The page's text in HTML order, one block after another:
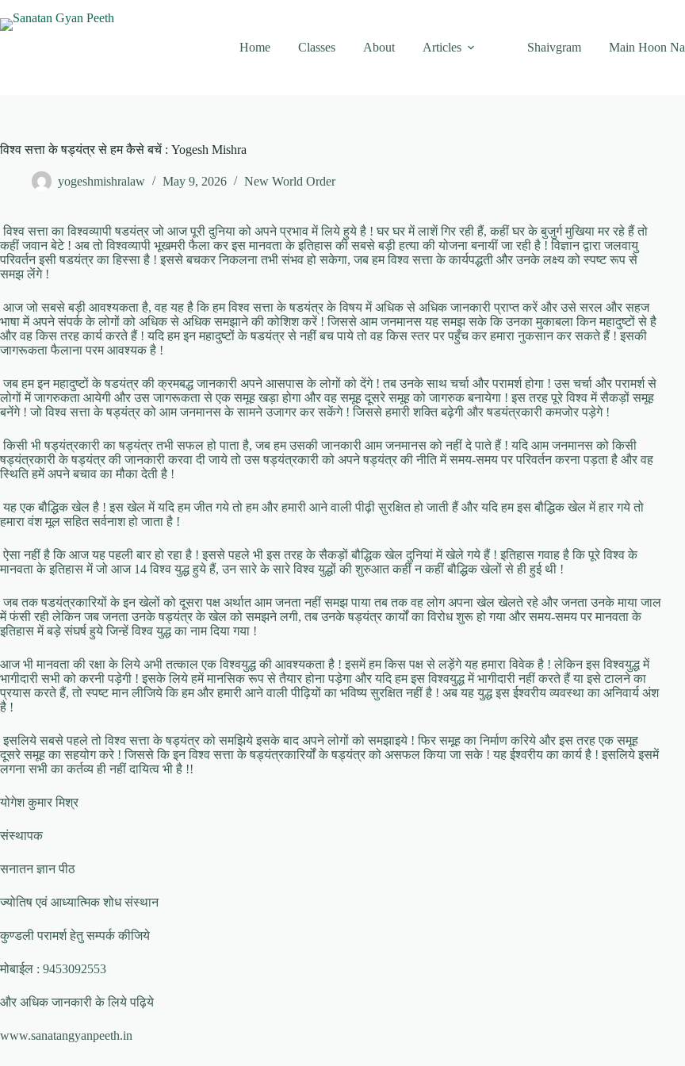
to
content
Home
Classes About Articles Shaivgram Main Hoon Na
विश्व सत्ता के षड्यंत्र से हम कैसे बचें : Yogesh Mishra
yogeshmishralaw May 9, 2026 New World Order
विश्व सत्ता का विश्वव्यापी षडयंत्र जो आज पूरी दुनिया को अपने प्रभाव में लिये हुये है ! घर घर में लाशें गिर रही हैं, कहीं घर के बुजुर्ग मुखिया मर रहे हैं तो
कहीं जवान बेटे ! अब तो विश्वव्यापी भूखमरी फैला कर इस मानवता के इतिहास की सबसे बड़ी हत्या की योजना बनायीं जा रही है ! विज्ञान द्वारा जलवायु
परिवर्तन इसी षडयंत्र का हिस्सा है ! इससे बचकर निकलना तभी संभव हो सकेगा, जब हम विश्व सत्ता के कार्यपद्धती और उनके लक्ष्य को स्पष्ट रूप से
समझ लेंगे !
आज जो सबसे बड़ी आवश्यकता है, वह यह है कि हम विश्व सत्ता के षडयंत्र के विषय में अधिक से अधिक जानकारी प्राप्त करें और उसे सरल और सहज
भाषा में अपने संपर्क के लोगों को अधिक से अधिक समझाने की कोशिश करें ! जिससे आम जनमानस यह समझ सके कि उनका मुकाबला किन महादुष्टों से है
और वह किस तरह कार्य करते हैं ! यदि हम इन महादुष्टों के षडयंत्र से नहीं बच पाये तो वह किस स्तर पर पहुँच कर हमारा नुकसान कर सकते हैं ! इसकी
जागरूकता फैलाना परम आवश्यक है !
जब हम इन महादुष्टों के षडयंत्र की क्रमबद्ध जानकारी अपने आसपास के लोगों को देंगे ! तब उनके साथ चर्चा और परामर्श होगा ! उस चर्चा और परामर्श से
लोगों में जागरुकता आयेगी और उस जागरूकता से एक समूह खड़ा होगा और वह समूह दूसरे समूह को जागरुक बनायेगा ! इस तरह पूरे विश्व में सैकड़ों समूह
बनेंगे ! जो विश्व सत्ता के षड्यंत्र को आम जनमानस के सामने उजागर कर सकेंगे ! जिससे हमारी शक्ति बढ़ेगी और षडयंत्रकारी कमजोर पड़ेगे !
किसी भी षड्यंत्रकारी का षड्यंत्र तभी सफल हो पाता है, जब हम उसकी जानकारी आम जनमानस को नहीं दे पाते हैं ! यदि आम जनमानस को किसी
षड्यंत्रकारी के षड्यंत्र की जानकारी करवा दी जाये तो उस षड्यंत्रकारी को अपने षड्यंत्र की नीति में समय-समय पर परिवर्तन करना पड़ता है और वह
स्थिति हमें अपने बचाव का मौका देती है !
यह एक बौद्धिक खेल है ! इस खेल में यदि हम जीत गये तो हम और हमारी आने वाली पीढ़ी सुरक्षित हो जाती हैं और यदि हम इस बौद्धिक खेल में हार गये तो
हमारा वंश मूल सहित सर्वनाश हो जाता है !
ऐसा नहीं है कि आज यह पहली बार हो रहा है ! इससे पहले भी इस तरह के सैकड़ों बौद्धिक खेल दुनियां में खेले गये हैं ! इतिहास गवाह है कि पूरे विश्व के
मानवता के इतिहास में जो आज 14 विश्व युद्ध हुये हैं, उन सारे के सारे विश्व युद्धों की शुरुआत कहीं न कहीं बौद्धिक खेलों से ही हुई थी !
जब तक षडयंत्रकारियों के इन खेलों को दूसरा पक्ष अर्थात आम जनता नहीं समझ पाया तब तक वह लोग अपना खेल खेलते रहे और जनता उनके माया जाल
में फंसी रही लेकिन जब जनता उनके षड्यंत्र के खेल को समझने लगी, तब उनके षड्यंत्र कार्यों का विरोध शुरू हो गया और समय-समय पर मानवता के
इतिहास में बड़े संघर्ष हुये जिन्हें विश्व युद्ध का नाम दिया गया !
आज भी मानवता की रक्षा के लिये अभी तत्काल एक विश्वयुद्ध की आवश्यकता है ! इसमें हम किस पक्ष से लड़ेंगे यह हमारा विवेक है ! लेकिन इस विश्वयुद्ध में
भागीदारी सभी को करनी पड़ेगी ! इसके लिये हमें मानसिक रूप से तैयार होना पड़ेगा और यदि हम इस विश्वयुद्ध में भागीदारी नहीं करते हैं या इसे टालने का
प्रयास करते हैं, तो स्पष्ट मान लीजिये कि हम और हमारी आने वाली पीढ़ियों का भविष्य सुरक्षित नहीं है ! अब यह युद्ध इस ईश्वरीय व्यवस्था का अनिवार्य अंश
है !
इसलिये सबसे पहले तो विश्व सत्ता के षड्यंत्र को समझिये इसके बाद अपने लोगों को समझाइये ! फिर समूह का निर्माण करिये और इस तरह एक समूह
दूसरे समूह का सहयोग करे ! जिससे कि इन विश्व सत्ता के षड्यंत्रकारिर्यों के षड्यंत्र को असफल किया जा सके ! यह ईश्वरीय का कार्य है ! इसलिये इसमें
लगना सभी का कर्तव्य ही नहीं दायित्व भी है !!
योगेश कुमार मिश्र
संस्थापक
सनातन ज्ञान पीठ
ज्योतिष एवं आध्यात्मिक शोध संस्थान
कुण्डली परामर्श हेतु सम्पर्क कीजिये
मोबाईल : 9453092553
और अधिक जानकारी के लिये पढ़िये
www.sanatangyanpeeth.in